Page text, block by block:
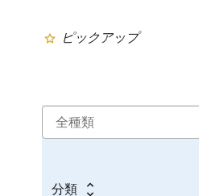
ピックアップ
分類